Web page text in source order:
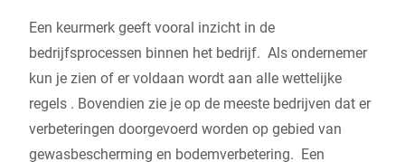
Een keurmerk geeft vooral inzicht in de
bedrijfsprocessen binnen het bedrijf. Als ondernemer
kun je zien of er voldaan wordt aan alle wettelijke
regels . Bovendien zie je op de meeste bedrijven dat er
verbeteringen doorgevoerd worden op gebied van
gewasbescherming en bodemverbetering. Een